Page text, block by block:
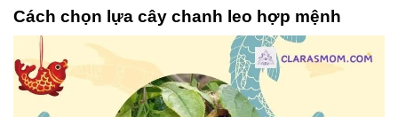
Cách chọn lựa cây chanh leo hợp mệnh